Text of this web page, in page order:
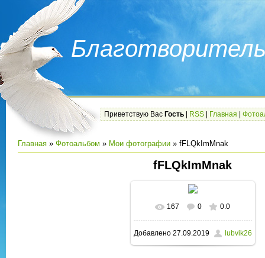
Приветствую Вас Гость RSS Главная
Главная » Фотоальбом » Мои фотографии » fFLQkImMnak
fFLQkImMnak
В реальном размере
1280x720/ 150.2Kb
167 0 0.0
Добавлено27.09.2019 lubvik26